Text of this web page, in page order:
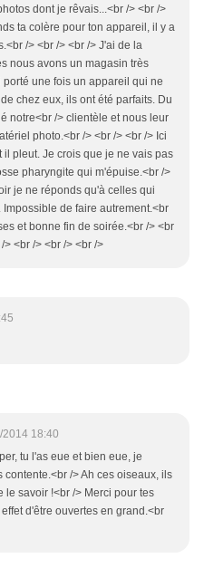
dont je rêvais...<br /> <br />
ta colère pour ton appareil, il y a
/> <br /> <br /> J'ai de la
nous avons un magasin très
une fois un appareil qui ne
chez eux, ils ont été parfaits. Du
notre<br /> clientèle et nous leur
photo.<br /> <br /> <br /> Ici
il pleut. Je crois que je ne vais pas
pharyngite qui m'épuise.<br />
je ne réponds qu'à celles qui
de faire autrement.<br
et bonne fin de soirée.<br /> <br
> <br /> <br /> <br />
2014 18:40
tu l'as eue et bien eue, je
/> Ah ces oiseaux, ils
le savoir !<br /> Merci pour tes
d'être ouvertes en grand.<br